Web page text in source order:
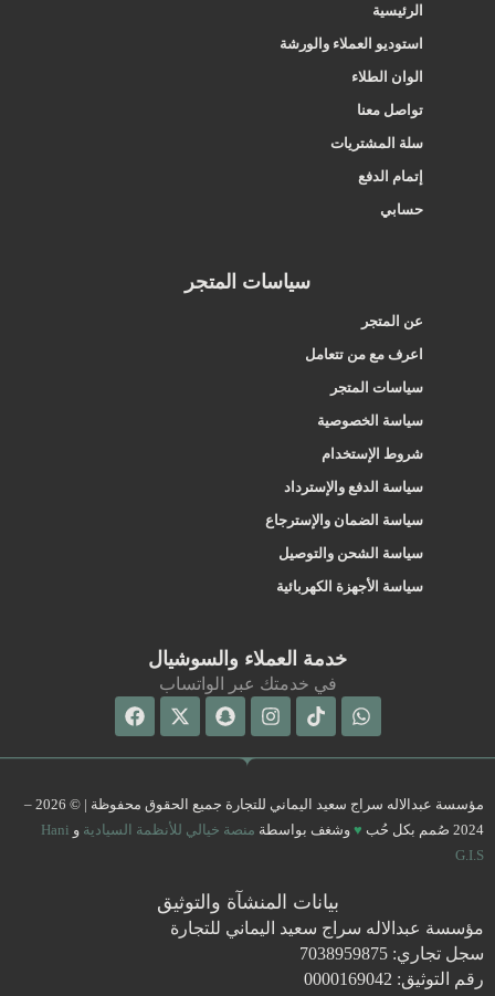
الرئيسية
استوديو العملاء والورشة
الوان الطلاء
تواصل معنا
سلة المشتريات
إتمام الدفع
حسابي
سياسات المتجر
عن المتجر
اعرف مع من تتعامل
سياسات المتجر
سياسة الخصوصية
شروط الإستخدام
سياسة الدفع والإسترداد
سياسة الضمان والإسترجاع
سياسة الشحن والتوصيل
سياسة الأجهزة الكهربائية
خدمة العملاء والسوشيال
في خدمتك عبر الواتساب
Whatsapp
Tiktok
Instagram
Snapchat
X-
twitter
Facebook
مؤسسة عبدالاله سراج سعيد اليماني للتجارة جميع الحقوق محفوظة | © 2026 –
2024 صُمم بكل حُب
♥ وشغف بواسطة منصة خيالي للأنظمة السيادية و Hani
G.I.S
بيانات المنشآة والتوثيق
مؤسسة عبدالاله سراج سعيد اليماني للتجارة
سجل تجاري: 7038959875
رقم التوثيق: 0000169042